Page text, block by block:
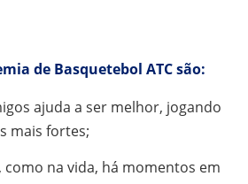
de Basquetebol ATC são:
ajuda a ser melhor, jogando
mais fortes;
como na vida, há momentos em